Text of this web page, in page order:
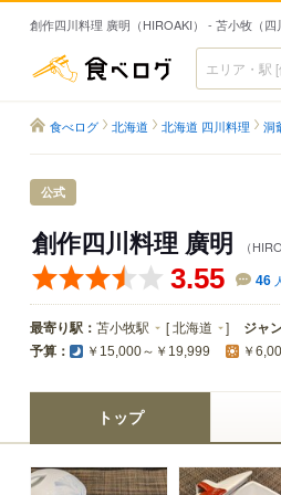
創作四川料理 廣明（HIROAKI） - 苫小牧（四
食べログ
食べログ 北海道 北海道 四川料理 洞
公式
創作四川料理 廣明 （
3.55 46 人
最寄り駅： 苫小牧駅 [北海道 ] ジャ
予算： ￥15,000～￥19,999 ￥
トップ